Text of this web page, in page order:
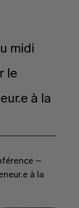
midi
le
à la
–
à la